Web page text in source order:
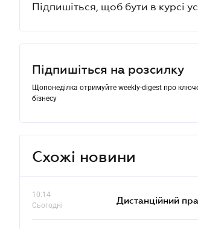
Підпишіться, щоб бути в курсі
Підпишіться на розсилку
Щопонеділка отримуйте weekly-digest про
бізнесу
Схожі новини
10.14
Сьогодні
Дистанційний